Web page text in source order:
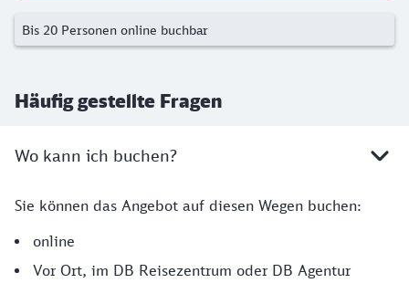
Bis 20 Personen online buchbar
Häufig gestellte Fragen
Wo kann ich buchen?
Sie können das Angebot auf diesen Wegen buchen:
online
Vor Ort, im DB Reisezentrum oder DB Agentur